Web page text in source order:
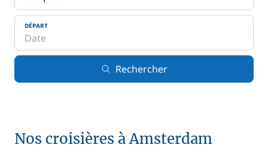
DÉPART
Rechercher
Nos croisières à Amsterdam